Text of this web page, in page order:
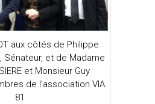
aux côtés de Philippe
Sénateur, et de Madame
et Monsieur Guy
de l’association VIA
81